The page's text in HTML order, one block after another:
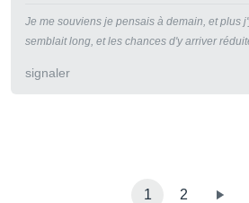
Je me souviens je pensais à demain, et plus
semblait long, et les chances d'y arriver
signaler
1 2